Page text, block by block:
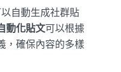
自動生成社群貼
動化貼文可以根據
，確保內容的多樣